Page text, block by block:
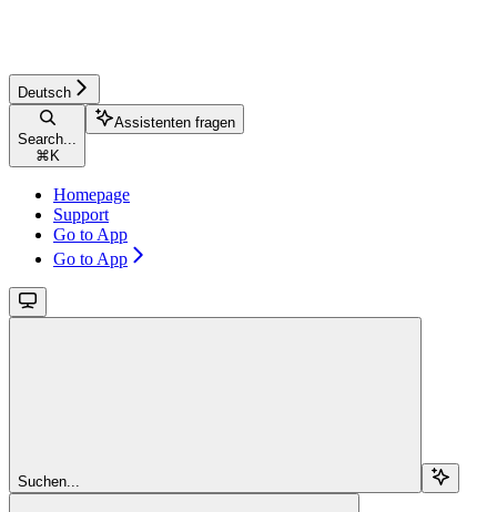
Deutsch
Search...
⌘ K
Assistenten fragen
Homepage
Support
Go to App
Go to App
Suchen...